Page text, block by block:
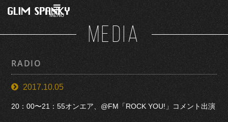
MENU
MEDIA
RADIO
2017.10.05
20：00〜21：55オンエア、@FM「ROCK YOU!」コメント出演